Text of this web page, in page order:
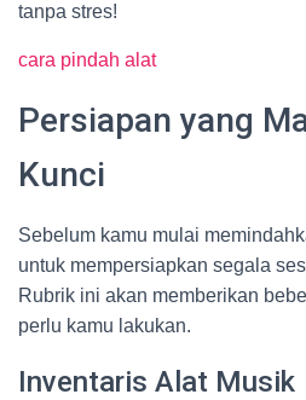
tanpa stres!
cara pindah alat
Persiapan yang
Kunci
Sebelum kamu mulai
untuk mempersiapkan segala
Rubrik ini akan memberikan
perlu kamu lakukan.
Inventaris Alat Musik